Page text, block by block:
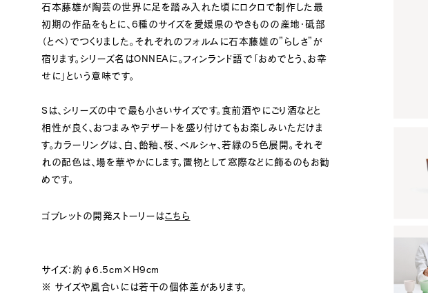
石本藤雄が陶芸の世界に足を踏み入れた頃にロクロで制作した最
初期の作品をもとに、6種のサイズを愛媛県のやきものの産地・砥部
（とべ）でつくりました。それぞれのフォルムに石本藤雄の”らしさ”が
宿ります。シリーズ名はONNEAに。フィンランド語で「おめでとう、お幸
せに」という意味です。
Sは、シリーズの中で最も小さいサイズです。食前酒やにごり酒などと
相性が良く、おつまみやデザートを盛り付けてもお楽しみいただけま
す。カラーリングは、白、飴釉、桜、ペルシャ、若緑の5色展開。それぞ
れの配色は、場を華やかにします。置物として窓際などに飾るのもお勧
めです。
ゴブレットの開発ストーリーはこちら
サイズ：約φ6.5cm×H9cm
※ サイズや風合いには若干の個体差があります。